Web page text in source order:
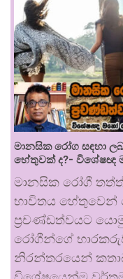
මානසික රෝග සඳහා
හේතුවක් ද?-
මානසික රෝගී
භාවිතය හේතුවෙන්
ප්‍රචණ්ඩත්වයට
රෝගීන්ගේ
නිරන්තරයෙන්